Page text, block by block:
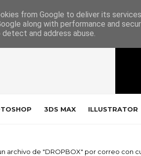
3DS MAX ILLUSTRATOR
archivo de "DROPBOX" por correo con
from Google to deliver its
along with performance and
and address abuse.